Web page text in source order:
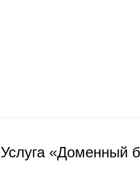
Услуга «Доменный